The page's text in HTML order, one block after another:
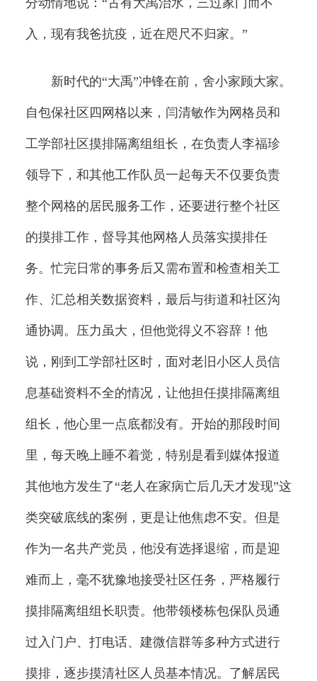
分动情地说：“古有大禹治水，三过家门而不
入，现有我爸抗疫，近在咫尺不归家。”
新时代的“大禹”冲锋在前，舍小家顾大家。
自包保社区四网格以来，闫清敏作为网格员和
工学部社区摸排隔离组组长，在负责人李福珍
领导下，和其他工作队员一起每天不仅要负责
整个网格的居民服务工作，还要进行整个社区
的摸排工作，督导其他网格人员落实摸排任
务。忙完日常的事务后又需布置和检查相关工
作、汇总相关数据资料，最后与街道和社区沟
通协调。压力虽大，但他觉得义不容辞！他
说，刚到工学部社区时，面对老旧小区人员信
息基础资料不全的情况，让他担任摸排隔离组
组长，他心里一点底都没有。开始的那段时间
里，每天晚上睡不着觉，特别是看到媒体报道
其他地方发生了“老人在家病亡后几天才发现”这
类突破底线的案例，更是让他焦虑不安。但是
作为一名共产党员，他没有选择退缩，而是迎
难而上，毫不犹豫地接受社区任务，严格履行
摸排隔离组组长职责。他带领楼栋包保队员通
过入门户、打电话、建微信群等多种方式进行
摸排，逐步摸清社区人员基本情况。了解居民